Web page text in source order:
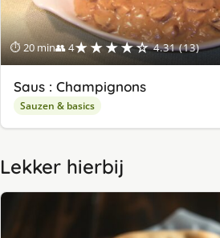
⏱ 20 min👥 4★★★★☆ 4.31 (13)
Saus : Champignons
Sauzen & basics
Lekker hierbij